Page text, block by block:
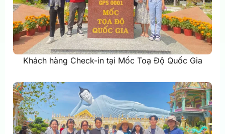
Khách hàng Check-in tại Mốc Toạ Độ Quốc Gia